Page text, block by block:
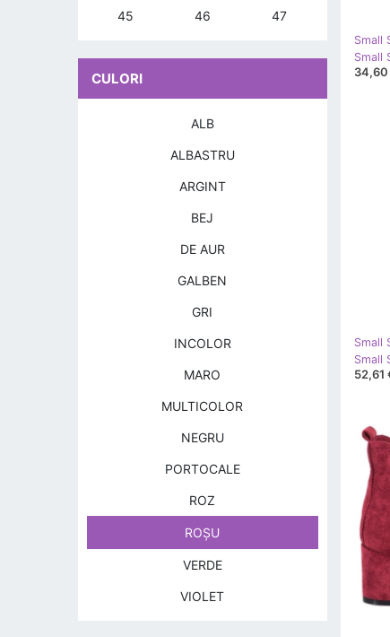
Small
Small
34,60
Small
Small
52,61
45 46 47
CULORI
ALB
ALBASTRU
ARGINT
BEJ
DE AUR
GALBEN
GRI
INCOLOR
MARO
MULTICOLOR
NEGRU
PORTOCALE
ROZ
ROŞU
VERDE
VIOLET